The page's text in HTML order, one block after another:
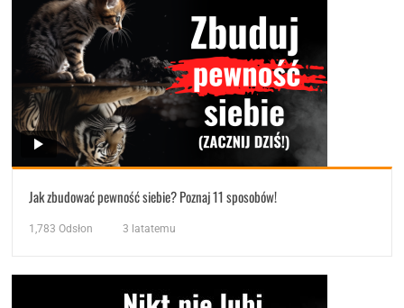
Jak zbudować pewność siebie? Poznaj 11 sposobów!
1,783 Odsłon 3 latatemu